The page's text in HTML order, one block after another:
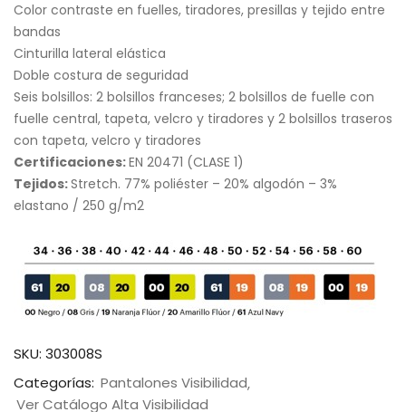
Color contraste en fuelles, tiradores, presillas y tejido entre
bandas
Cinturilla lateral elástica
Doble costura de seguridad
Seis bolsillos: 2 bolsillos franceses; 2 bolsillos de fuelle con
fuelle central, tapeta, velcro y tiradores y 2 bolsillos traseros
con tapeta, velcro y tiradores
Certificaciones:EN 20471 (CLASE 1)
Tejidos:Stretch. 77% poliéster – 20% algodón – 3%
elastano / 250 g/m2
SKU: 303008S
Categorías: Pantalones Visibilidad
Ver Catálogo Alta Visibilidad